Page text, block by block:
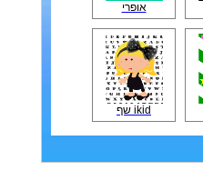
אופרי
ikid שף